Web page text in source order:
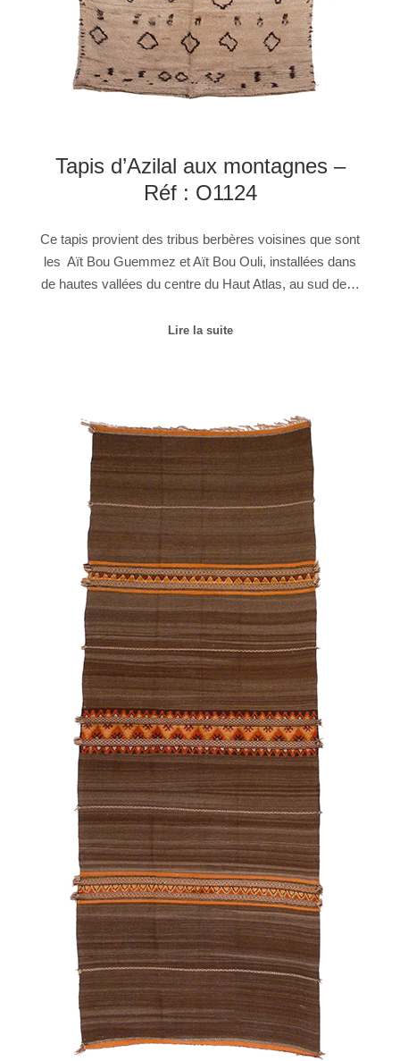
Tapis d’Azilal aux montagnes –
Réf : O1124
Ce tapis provient des tribus berbères voisines que sont
les Aït Bou Guemmez et Aït Bou Ouli, installées dans
de hautes vallées du centre du Haut Atlas, au sud de…
Lire la suite